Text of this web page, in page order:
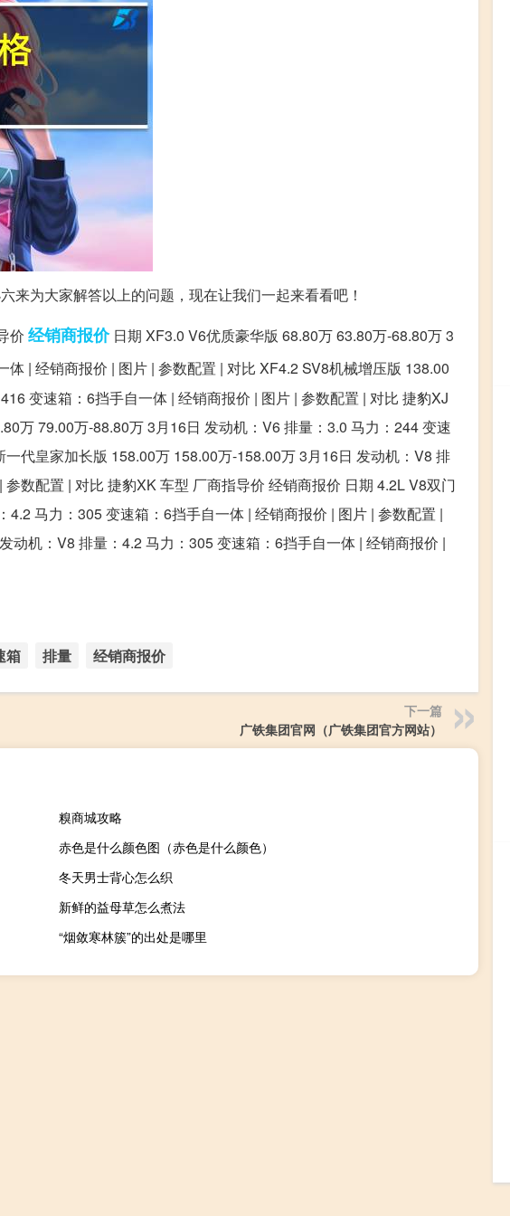
来为大家解答以上的问题，现在让我们一起来看看吧！
价 经销商报价日期 XF3.0 V6优质豪华版 68.80万 63.80万-68.80万 3
体 | 经销商报价 | 图片 | 参数配置 | 对比 XF4.2 SV8机械增压版 138.00
变速箱：6挡手自一体 | 经销商报价 | 图片 | 参数配置 | 对比 捷豹XJ
万 79.00万-88.80万 3月16日 发动机：V6 排量：3.0 马力：244 变速
代皇家加长版 158.00万 158.00万-158.00万 3月16日 发动机：V8 排
数配置 | 对比 捷豹XK 车型 厂商指导价 经销商报价 日期 4.2L V8双门
马力：305 变速箱：6挡手自一体 | 经销商报价 | 图片 | 参数配置 |
机：V8 排量：4.2 马力：305 变速箱：6挡手自一体 | 经销商报价 |
箱 排量 经销商报价
下一篇
广铁集团官网（广铁集团官方网站）
糗商城攻略
赤色是什么颜色图（赤色是什么颜色）
冬天男士背心怎么织
新鲜的益母草怎么煮法
“烟敛寒林簇”的出处是哪里